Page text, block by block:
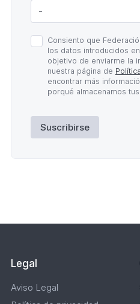
Política
de
Privacidad
Consiento que
los datos introducidos
objetivo de enviarme la
nuestra página de
encontrar más
porqué almacenamos
Suscribirse
Legal
Aviso Legal